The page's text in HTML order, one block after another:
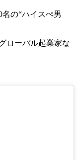
の“ハイスぺ男
ローバル起業家な